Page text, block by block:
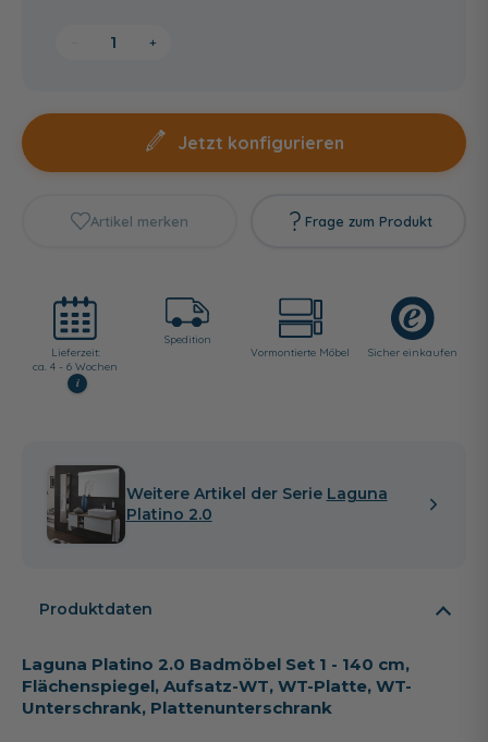
+
Jetzt konfigurieren
Artikel merken Frage zum Produkt
Lieferzeit:
ca. 4 - 6 Wochen
i
Spedition
Vormontierte Möbel
Sicher einkaufen
Weitere Artikel der Serie Laguna
Platino 2.0
Produktdaten
Laguna Platino 2.0 Badmöbel Set 1 - 140 cm,
Flächenspiegel, Aufsatz-WT, WT-Platte, WT-
Unterschrank, Plattenunterschrank